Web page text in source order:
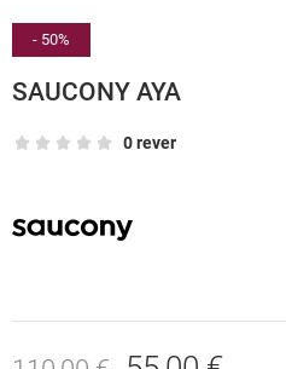
- 50%
SAUCONY AYA
0 rever